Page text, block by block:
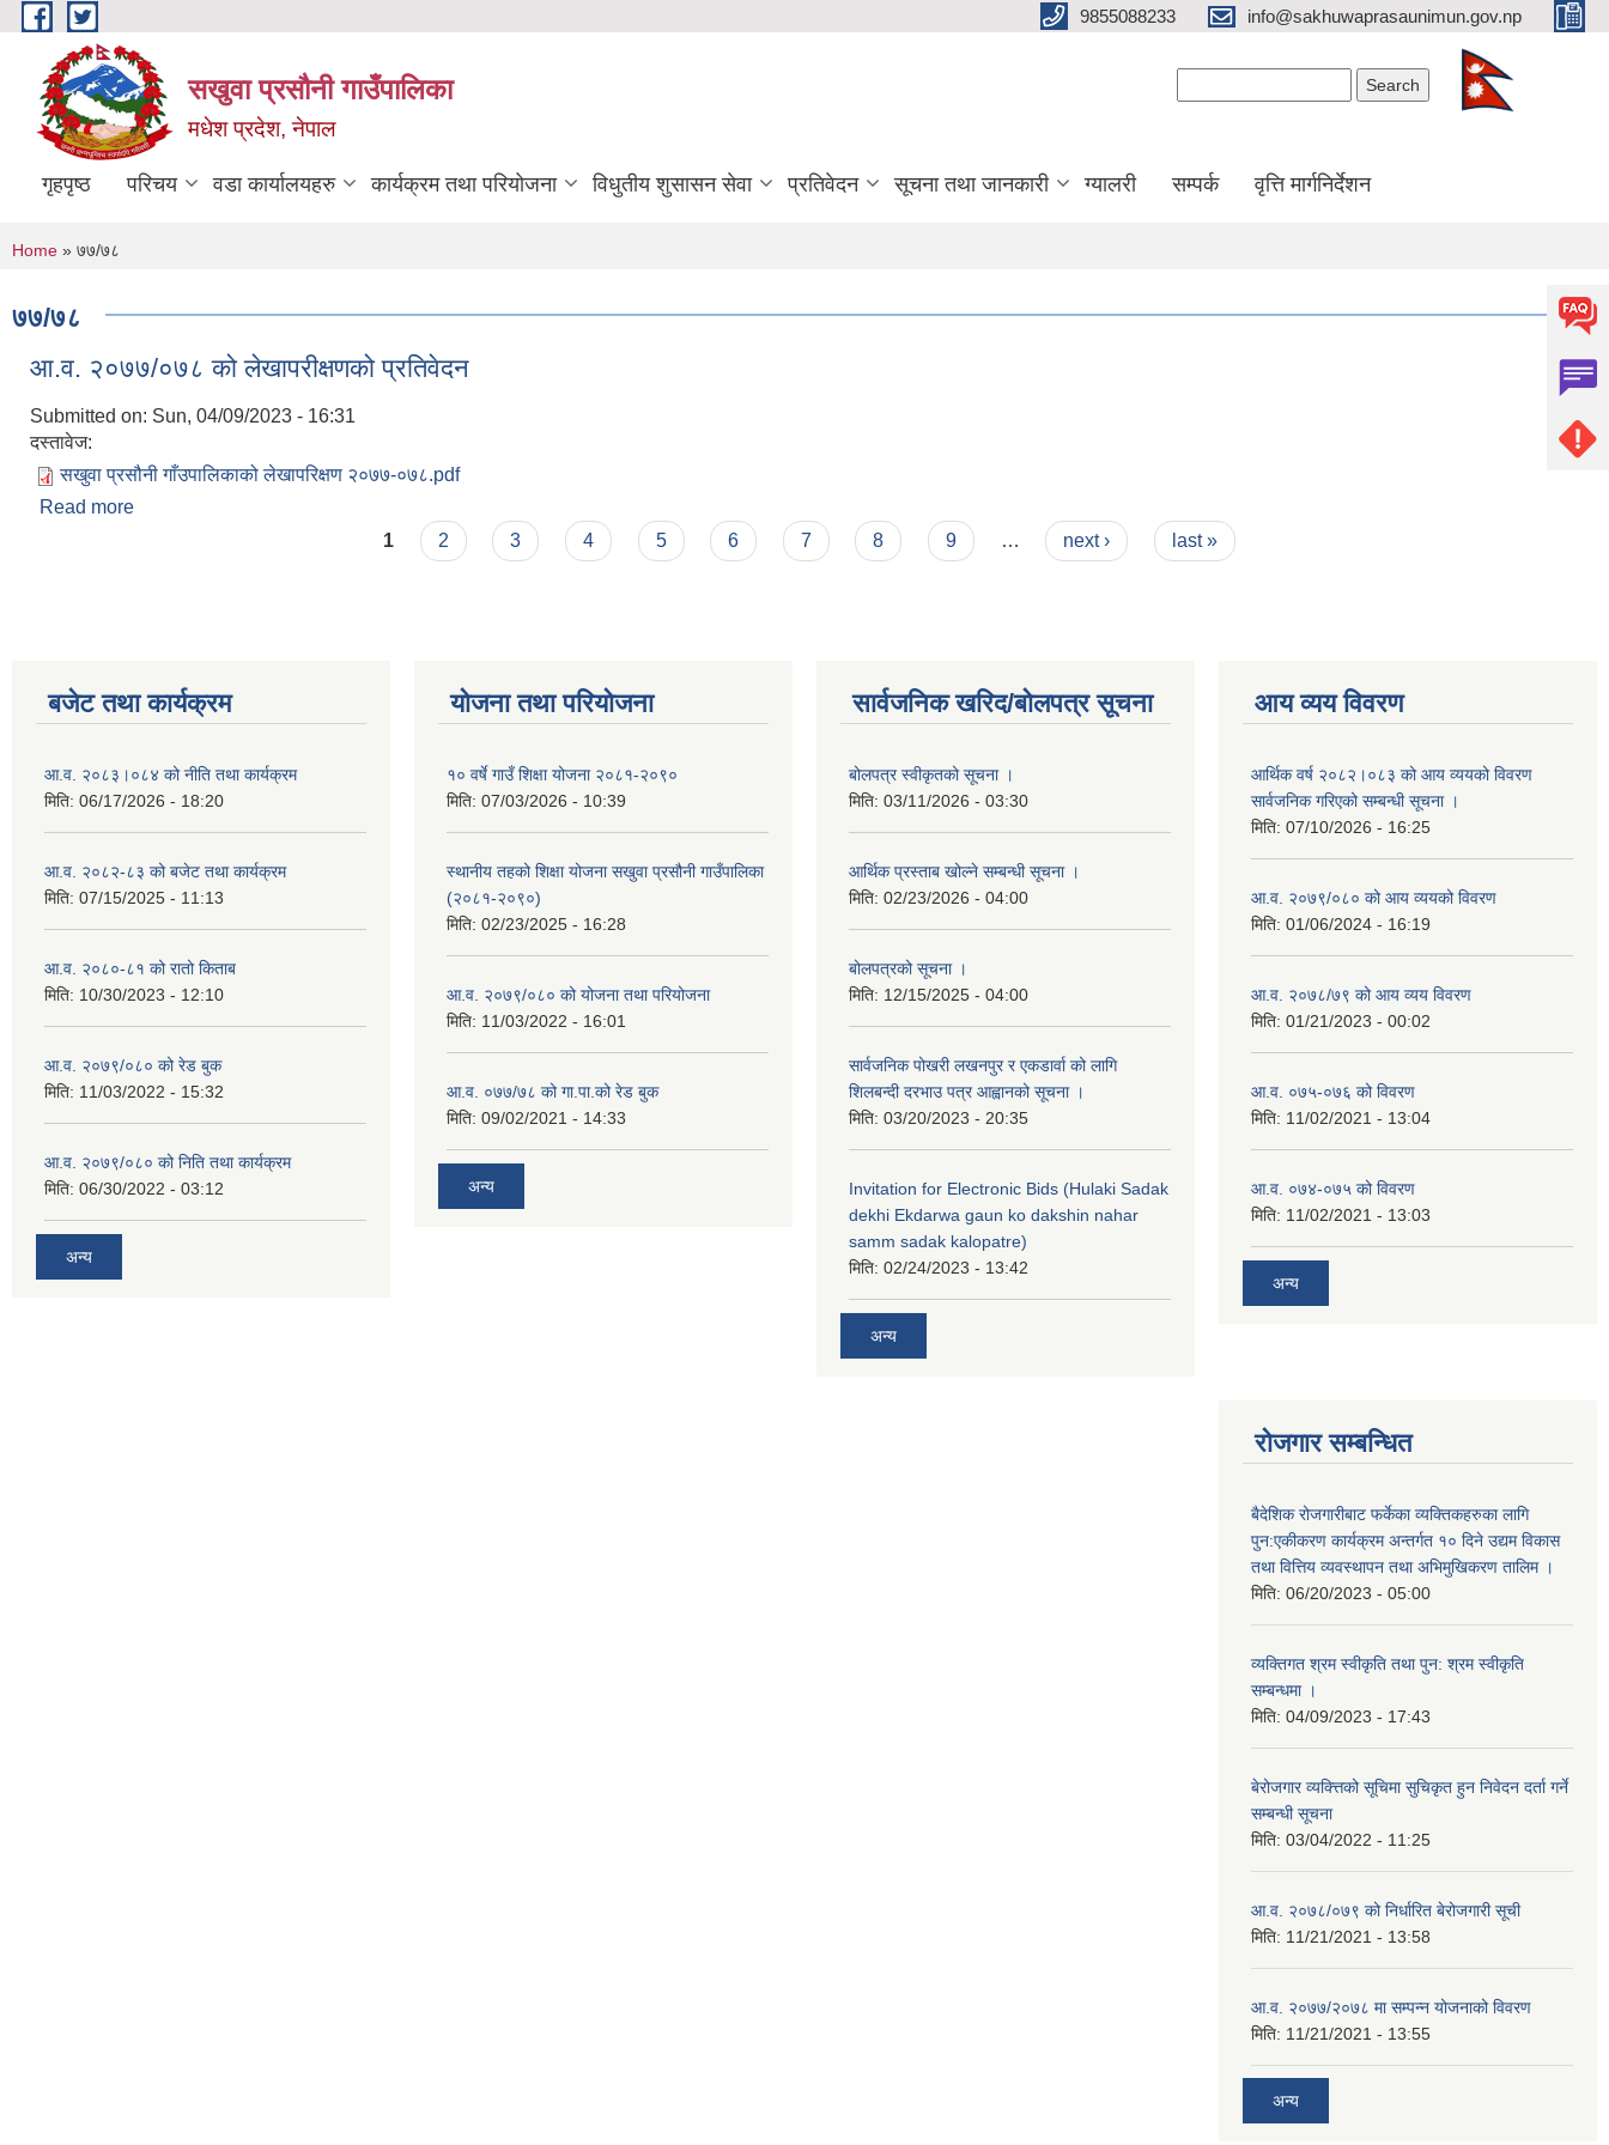
Skip to main content 9855088233 info@sakhuwaprasaunimun.gov.np
सखुवा प्रसौनी गाउँपालिका
मधेश प्रदेश, नेपाल
गृहपृष्ठ परिचय वडा कार्यालयहरु कार्यक्रम तथा परियोजना विधुतीय शुसासन सेवा प्रतिवेदन सूचना तथा जानकारी ग्यालरी सम्पर्क वृत्ति मार्गनिर्देशन
You are here
Home » ७७/७८
७७/७८
आ.व. २०७७/०७८ को लेखापरीक्षणको प्रतिवेदन
Submitted on: Sun, 04/09/2023 - 16:31
दस्तावेज:
सखुवा प्रसौनी गाँउपालिकाको लेखापरिक्षण २०७७-०७८.pdf
Read more
1 2 3 4 5 6 7 8 9 … next › last »
बजेट तथा कार्यक्रम
आ.व. २०८३।०८४ को नीति तथा कार्यक्रम
मिति: 06/17/2026 - 18:20
आ.व. २०८२-८३ को बजेट तथा कार्यक्रम
मिति: 07/15/2025 - 11:13
आ.व. २०८०-८१ को रातो किताब
मिति: 10/30/2023 - 12:10
आ.व. २०७९/०८० को रेड बुक
मिति: 11/03/2022 - 15:32
आ.व. २०७९/०८० को निति तथा कार्यक्रम
मिति: 06/30/2022 - 03:12
अन्य
योजना तथा परियोजना
१० वर्षे गाउँ शिक्षा योजना २०८१-२०९०
मिति: 07/03/2026 - 10:39
स्थानीय तहको शिक्षा योजना सखुवा प्रसौनी गाउँपालिका
(२०८१-२०९०)
मिति: 02/23/2025 - 16:28
आ.व. २०७९/०८० को योजना तथा परियोजना
मिति: 11/03/2022 - 16:01
आ.व. ०७७/७८ को गा.पा.को रेड बुक
मिति: 09/02/2021 - 14:33
अन्य
सार्वजनिक खरिद/बोलपत्र सूचना
बोलपत्र स्वीकृतको सूचना ।
मिति: 03/11/2026 - 03:30
आर्थिक प्रस्ताब खोल्ने सम्बन्धी सूचना ।
मिति: 02/23/2026 - 04:00
बोलपत्रको सूचना ।
मिति: 12/15/2025 - 04:00
सार्वजनिक पोखरी लखनपुर र एकडार्वा को लागि
शिलबन्दी दरभाउ पत्र आह्वानको सूचना ।
मिति: 03/20/2023 - 20:35
Invitation for Electronic Bids (Hulaki Sadak
dekhi Ekdarwa gaun ko dakshin nahar
samm sadak kalopatre)
मिति: 02/24/2023 - 13:42
अन्य
आय व्यय विवरण
आर्थिक वर्ष २०८२।०८३ को आय व्ययको विवरण
सार्वजनिक गरिएको सम्बन्धी सूचना ।
मिति: 07/10/2026 - 16:25
आ.व. २०७९/०८० को आय व्ययको विवरण
मिति: 01/06/2024 - 16:19
आ.व. २०७८/७९ को आय व्यय विवरण
मिति: 01/21/2023 - 00:02
आ.व. ०७५-०७६ को विवरण
मिति: 11/02/2021 - 13:04
आ.व. ०७४-०७५ को विवरण
मिति: 11/02/2021 - 13:03
अन्य
रोजगार सम्बन्धित
बैदेशिक रोजगारीबाट फर्केका व्यक्तिकहरुका लागि
पुन:एकीकरण कार्यक्रम अन्तर्गत १० दिने उद्यम विकास
तथा वित्तिय व्यवस्थापन तथा अभिमुखिकरण तालिम ।
मिति: 06/20/2023 - 05:00
व्यक्तिगत श्रम स्वीकृति तथा पुन: श्रम स्वीकृति
सम्बन्धमा ।
मिति: 04/09/2023 - 17:43
बेरोजगार व्यक्त्तिको सूचिमा सुचिकृत हुन निवेदन दर्ता गर्ने
सम्बन्धी सूचना
मिति: 03/04/2022 - 11:25
आ.व. २०७८/०७९ को निर्धारित बेरोजगारी सूची
मिति: 11/21/2021 - 13:58
आ.व. २०७७/२०७८ मा सम्पन्न योजनाको विवरण
मिति: 11/21/2021 - 13:55
अन्य